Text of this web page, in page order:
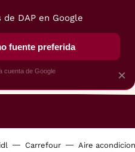
Carrefour Aire
×
DAP en Google
fuente preferida
cuenta de Google